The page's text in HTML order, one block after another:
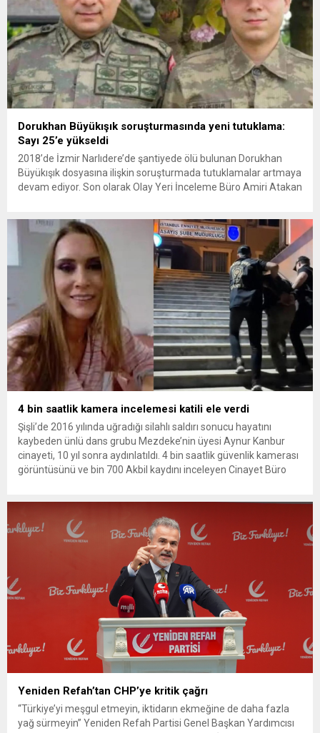
Dorukhan Büyükışık soruşturmasında yeni tutuklama:
Sayı 25’e yükseldi
2018’de İzmir Narlıdere’de şantiyede ölü bulunan Dorukhan
Büyükışık dosyasına ilişkin soruşturmada tutuklamalar artmaya
devam ediyor. Son olarak Olay Yeri İnceleme Büro Amiri Atakan
bulunan Dorukhan Büyükışık’a ilişkin yeniden açılan
soruşturmada tutuklamalar genişliyor. Son olarak dönemin...
4 bin saatlik kamera incelemesi katili ele verdi
Şişli’de 2016 yılında uğradığı silahlı saldırı sonucu hayatını
kaybeden ünlü dans grubu Mezdeke’nin üyesi Aynur Kanbur
cinayeti, 10 yıl sonra aydınlatıldı. 4 bin saatlik güvenlik kamerası
görüntüsünü ve bin 700 Akbil kaydını inceleyen Cinayet Büro
Yeniden Refah’tan CHP’ye kritik çağrı
“Türkiye’yi meşgul etmeyin, iktidarın ekmeğine de daha fazla
yağ sürmeyin” Yeniden Refah Partisi Genel Başkan Yardımcısı